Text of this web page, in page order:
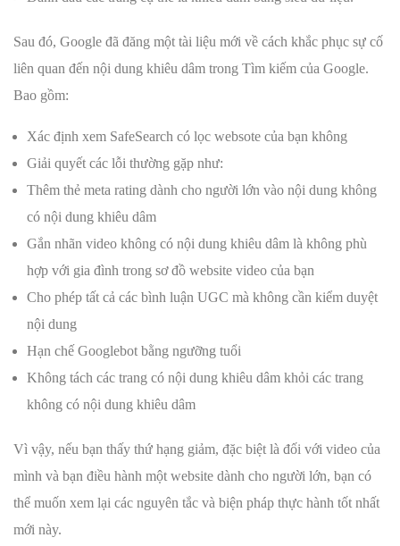
Sau đó, Google đã đăng một tài liệu mới về cách khắc phục sự cố
liên quan đến nội dung khiêu dâm trong Tìm kiếm của Google.
Bao gồm:
Xác định xem SafeSearch có lọc websote của bạn không
Giải quyết các lỗi thường gặp như:
Thêm thẻ meta rating dành cho người lớn vào nội dung không
có nội dung khiêu dâm
Gắn nhãn video không có nội dung khiêu dâm là không phù
hợp với gia đình trong sơ đồ website video của bạn
Cho phép tất cả các bình luận UGC mà không cần kiểm duyệt
nội dung
Hạn chế Googlebot bằng ngưỡng tuổi
Không tách các trang có nội dung khiêu dâm khỏi các trang
không có nội dung khiêu dâm
Vì vậy, nếu bạn thấy thứ hạng giảm, đặc biệt là đối với video của
mình và bạn điều hành một website dành cho người lớn, bạn có
thể muốn xem lại các nguyên tắc và biện pháp thực hành tốt nhất
mới này.